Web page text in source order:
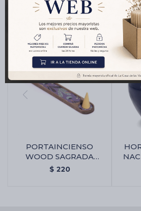
Productos que te
PORTAINCIENSO
WOOD SAGRADA
MADRE - Portaincienso
$ 220